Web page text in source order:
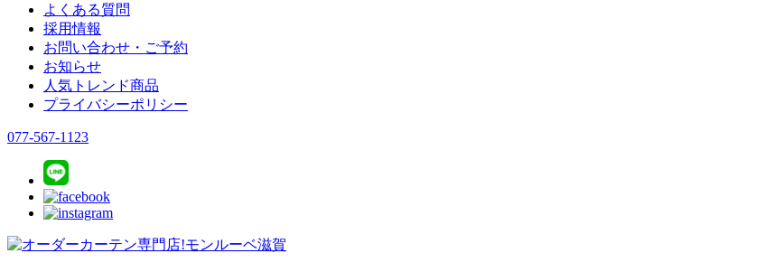
よくある質問
採用情報
お問い合わせ・ご予約
お知らせ
人気トレンド商品
プライバシーポリシー
077-567-1123